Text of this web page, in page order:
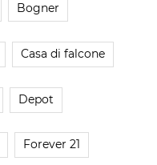
Bogner
Casa di falcone
Depot
Forever 21